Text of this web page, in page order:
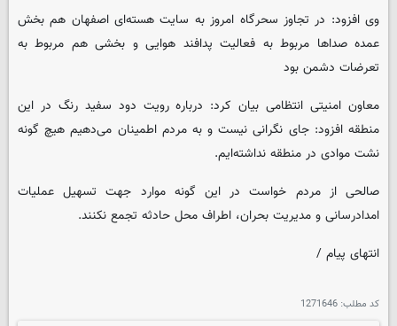
وی افزود: در تجاوز سحرگاه امروز به سایت هسته‌ای اصفهان هم بخش
عمده صداها مربوط به فعالیت پدافند هوایی و بخشی هم مربوط به
تعرضات دشمن بود
معاون امنیتی انتظامی بیان کرد: درباره رویت دود سفید رنگ در این
منطقه افزود: جای نگرانی نیست و به مردم اطمینان می‌دهیم هیچ گونه
نشت موادی در منطقه نداشته‌ایم.
صالحی از مردم خواست در این گونه موارد جهت تسهیل عملیات
امدادرسانی و مدیریت بحران، اطراف محل‌ حادثه تجمع نکنند.
انتهای پیام /
کد مطلب: 1271646